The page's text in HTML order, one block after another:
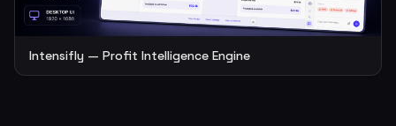
Intensifly — Profit Intelligence Engine